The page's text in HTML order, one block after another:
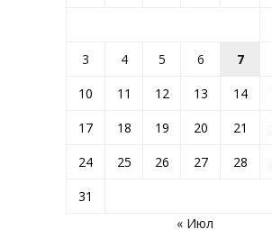
3
4 5 6 7
10
11 12 13 14
17
18 19 20 21
24
25 26 27 28
31
« Июл